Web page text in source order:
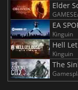
Elder
EA
Kinguin
Hell
Kinguin
The